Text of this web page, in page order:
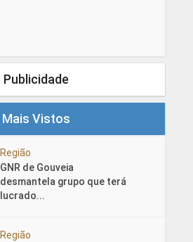
Publicidade
Mais Vistos
Região
GNR de Gouveia
desmantela grupo que terá
lucrado...
Região